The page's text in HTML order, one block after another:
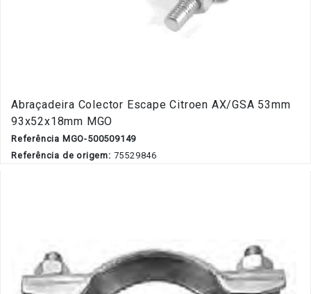
Abraçadeira Colector Escape Citroen AX/GSA 53mm
93x52x18mm MGO
Referência MGO-500509149
Referência de origem: 75529846